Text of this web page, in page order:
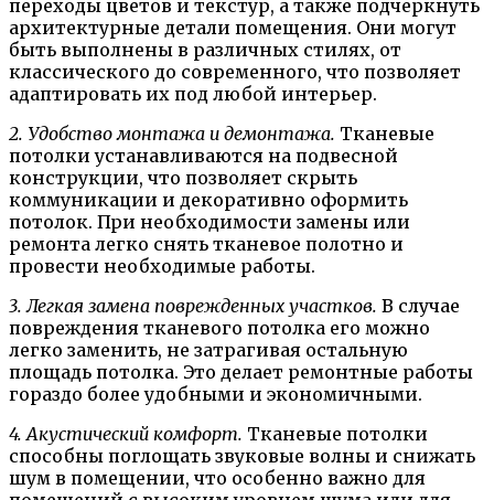
переходы цветов и текстур, а также подчеркнуть
архитектурные детали помещения. Они могут
быть выполнены в различных стилях, от
классического до современного, что позволяет
адаптировать их под любой интерьер.
2. Удобство монтажа и демонтажа. Тканевые
потолки устанавливаются на подвесной
конструкции, что позволяет скрыть
коммуникации и декоративно оформить
потолок. При необходимости замены или
ремонта легко снять тканевое полотно и
провести необходимые работы.
3. Легкая замена поврежденных участков. В случае
повреждения тканевого потолка его можно
легко заменить, не затрагивая остальную
площадь потолка. Это делает ремонтные работы
гораздо более удобными и экономичными.
4. Акустический комфорт. Тканевые потолки
способны поглощать звуковые волны и снижать
шум в помещении, что особенно важно для